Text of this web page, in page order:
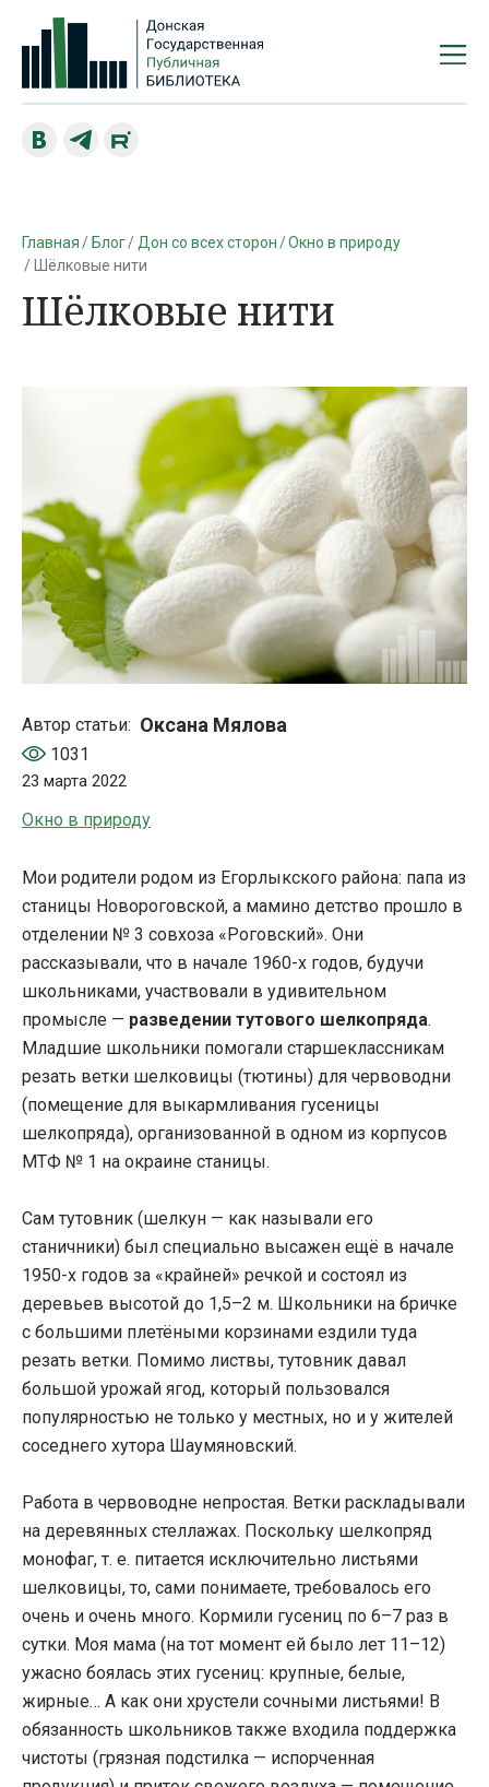
Главная Блог Дон со всех сторон
Окно в природу
Шёлковые нити
Шёлковые нити
Автор статьи: Оксана Мялова
1031
23 марта 2022
Окно в природу
Мои родители родом из Егорлыкского района: папа из
станицы Новороговской, а мамино детство прошло в
отделении № 3 совхоза «Роговский». Они
рассказывали, что в начале 1960-х годов, будучи
школьниками, участвовали в удивительном
промысле — разведении тутового шелкопряда.
Младшие школьники помогали старшеклассникам
резать ветки шелковицы (тютины) для червоводни
(помещение для выкармливания гусеницы
шелкопряда), организованной в одном из корпусов
МТФ № 1 на окраине станицы.
Сам тутовник (шелкун — как называли его
станичники) был специально высажен ещё в начале
1950-х годов за «крайней» речкой и состоял из
деревьев высотой до 1,5–2 м. Школьники на бричке
с большими плетёными корзинами ездили туда
резать ветки. Помимо листвы, тутовник давал
большой урожай ягод, который пользовался
популярностью не только у местных, но и у жителей
соседнего хутора Шаумяновский.
Работа в червоводне непростая. Ветки раскладывали
на деревянных стеллажах. Поскольку шелкопряд
монофаг, т. е. питается исключительно листьями
шелковицы, то, сами понимаете, требовалось его
очень и очень много. Кормили гусениц по 6–7 раз в
сутки. Моя мама (на тот момент ей было лет 11–12)
ужасно боялась этих гусениц: крупные, белые,
жирные… А как они хрустели сочными листьями! В
обязанность школьников также входила поддержка
чистоты (грязная подстилка — испорченная